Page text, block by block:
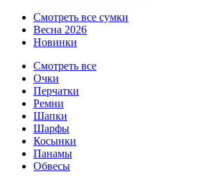
Смотреть все сумки
Весна 2026
Новинки
Смотреть все
Очки
Перчатки
Ремни
Шапки
Шарфы
Косынки
Панамы
Обвесы